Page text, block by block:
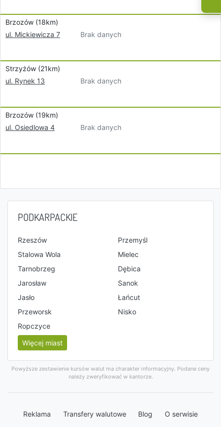
Brzozów (18km)
ul. Mickiewicza 7
Brak danych
Strzyżów (21km)
ul. Rynek 13
Brak danych
Brzozów (19km)
ul. Osiedlowa 4
Brak danych
PODKARPACKIE
Rzeszów
Przemyśl
Stalowa Wola
Mielec
Tarnobrzeg
Dębica
Jarosław
Sanok
Jasło
Łańcut
Przeworsk
Nisko
Ropczyce
Więcej miast
Powyższe zestawienie kursów walut ma charakter informacyjny. Podane ceny
należy zweryfikować w kantorze.
Reklama Transfery walutowe Blog O serwisie